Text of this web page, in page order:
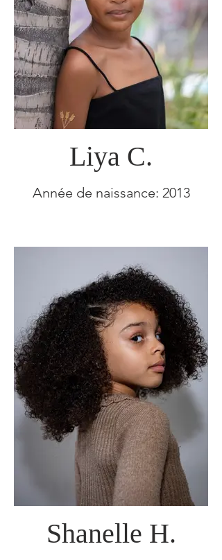
Liya C.
Année de naissance: 2013
Shanelle H.